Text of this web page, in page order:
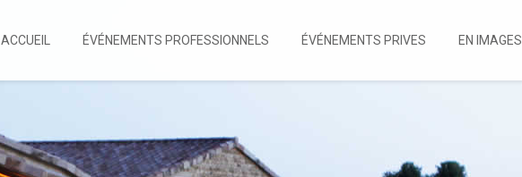
ACCUEIL ÉVÉNEMENTS PROFESSIONNELS ÉVÉNEMENTS PRIVES EN IMAGES